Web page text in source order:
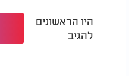
היו הראשונים
להגיב